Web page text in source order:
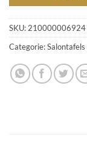
SKU:210000006924
Categorie:Salontafels